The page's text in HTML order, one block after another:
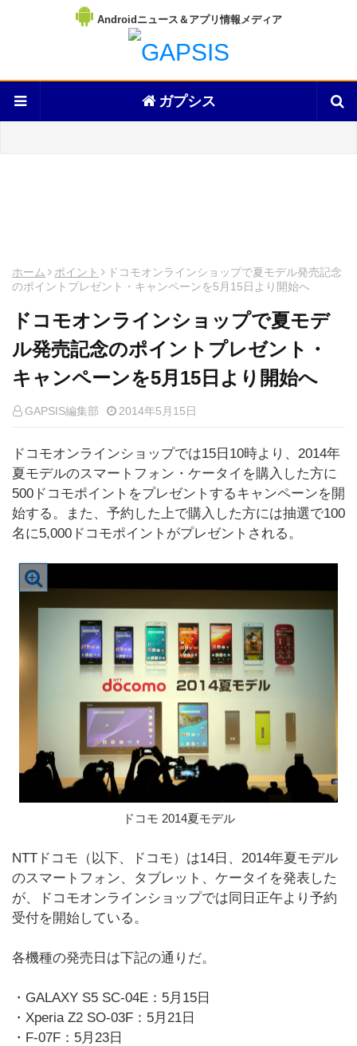
Androidニュース＆アプリ情報メディア
ガプシス
ホーム ポイント
ドコモオンラインショップで夏モデル発売記念
のポイントプレゼント・キャンペーンを5月15日より開始へ
ドコモオンラインショップで夏モデ
ル発売記念のポイントプレゼント・
キャンペーンを5月15日より開始へ
GAPSIS編集部 2014年5月15日
ドコモオンラインショップでは15日10時より、2014年
夏モデルのスマートフォン・ケータイを購入した方に
500ドコモポイントをプレゼントするキャンペーンを開
始する。また、予約した上で購入した方には抽選で100
名に5,000ドコモポイントがプレゼントされる。
ドコモ 2014夏モデル
NTTドコモ（以下、ドコモ）は14日、2014年夏モデル
のスマートフォン、タブレット、ケータイを発表した
が、ドコモオンラインショップでは同日正午より予約
受付を開始している。
各機種の発売日は下記の通りだ。
・GALAXY S5 SC-04E：5月15日
・Xperia Z2 SO-03F：5月21日
・F-07F：5月23日